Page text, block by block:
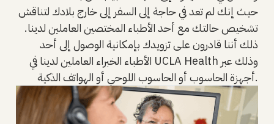
حيث إنك لم تعد في حاجة إلى السفر إلى خارج بلادك لتناقش
تشخيص حالتك مع أحد الأطباء المختصين العاملين لدينا.
ذلك أننا قادرون على تزويدك بإمكانية الوصول إلى أحد
الأطباء الخبراء العاملين لدينا في UCLA Health وذلك عبر
أجهزة الحاسوب أو الحاسوب اللوحي أو الهواتف الذكية.